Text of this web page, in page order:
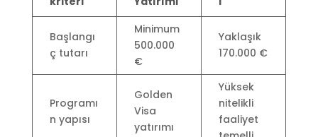
Başlangı
ç tutarı
Minimum
500.000
€
Yaklaşık
170.000 €
Programı
n yapısı
Golden
Visa
yatırımı
Yüksek
nitelikli
faaliyet